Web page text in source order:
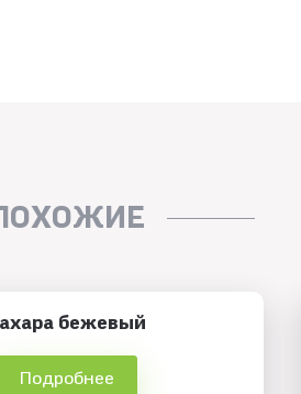
бежевый
Подробнее